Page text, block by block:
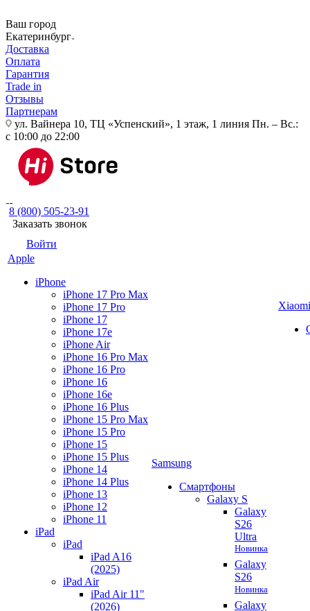
Ваш город
Екатеринбург
Доставка
Оплата
Гарантия
Trade in
Отзывы
Партнерам
ул. Вайнера 10, ТЦ «Успенский», 1 этаж, 1 линия Пн. – Вс.:
с 10:00 до 22:00
8 (800) 505-23-91
Заказать звонок
Войти
Apple
iPhone
iPhone 17 Pro Max
iPhone 17 Pro
iPhone 17
iPhone 17e
iPhone Air
iPhone 16 Pro Max
iPhone 16 Pro
iPhone 16
iPhone 16e
iPhone 16 Plus
iPhone 15 Pro Max
iPhone 15 Pro
iPhone 15
iPhone 15 Plus
iPhone 14
iPhone 14 Plus
iPhone 13
iPhone 12
iPhone 11
iPad
iPad
iPad A16
(2025)
iPad Air
iPad Air 11"
(2026)
Samsung
Смартфоны
Galaxy S
Galaxy
S26
Ultra
Новинка
Galaxy
S26
Новинка
Galaxy
Xiaomi